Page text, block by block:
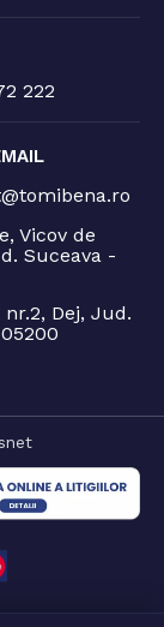
222
Vicov de
Suceava -
nr.2, Dej, Jud.